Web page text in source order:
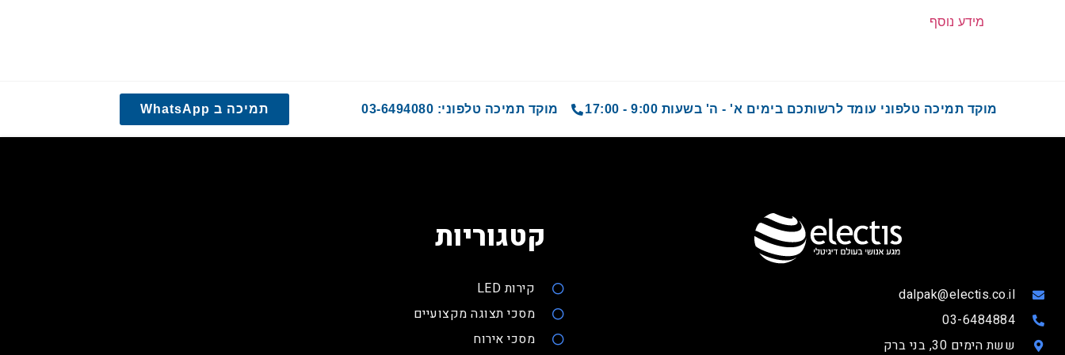
מידע נוסף
מוקד תמיכה טלפוני עומד לרשותכם בימים א' - ה' בשעות 9:00 - 17:00 מוקד תמיכה טלפוני: 03-6494080 תמיכה ב WhatsApp
dalpak@electis.co.il
03-6484884
ששת הימים 30, בני ברק
קטגוריות
קירות LED
מסכי תצוגה מקצועיים
מסכי אירוח